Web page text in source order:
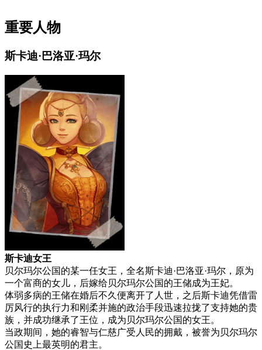
重要人物
斯卡迪·巴洛亚·玛尔
斯卡迪女王
贝尔玛尔公国的某一任女王，全名斯卡迪·巴洛亚·玛尔，原为
一个富商的女儿，后嫁给贝尔玛尔公国的王储成为王妃。
体弱多病的王储在婚后不久便离开了人世，之后斯卡迪凭借雷
厉风行的执行力和刚柔并施的政治手段迅速拉拢了支持她的贵
族，并成功继承了王位，成为贝尔玛尔公国的女王。
当政期间，她的睿智与仁慈广受人民的拥戴，被誉为贝尔玛尔
公国史上最英明的君主。